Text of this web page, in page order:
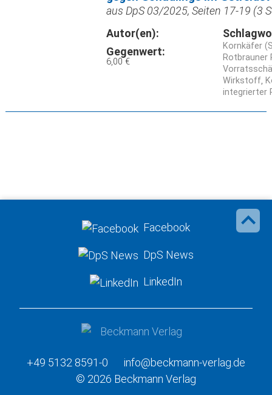
aus DpS 03/2025, Seiten 17-19 (3
Autor(en):
Gegenwert:
6,00 €
Kornkäfer
Rotbrauner
Wirkstoff
integrierter
Facebook
DpS News
LinkedIn
+49 5132 8591-0
info@beckmann-verlag.de
© 2026 Beckmann Verlag